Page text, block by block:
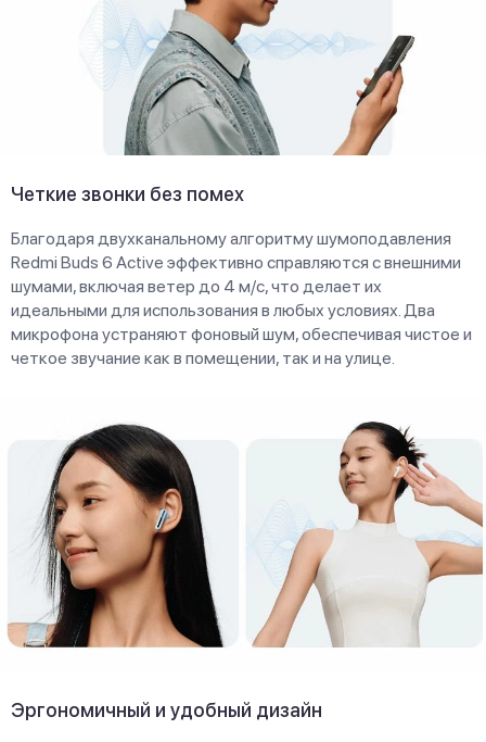
Четкие звонки без помех
Благодаря двухканальному алгоритму шумоподавления
Redmi Buds 6 Active эффективно справляются с внешними
шумами, включая ветер до 4 м/с, что делает их
идеальными для использования в любых условиях. Два
микрофона устраняют фоновый шум, обеспечивая чистое и
четкое звучание как в помещении, так и на улице.
Эргономичный и удобный дизайн